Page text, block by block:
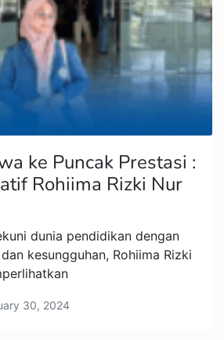
ke Puncak Prestasi :
Rohiima Rizki Nur
dunia pendidikan dengan
kesungguhan, Rohiima Rizki
30, 2024